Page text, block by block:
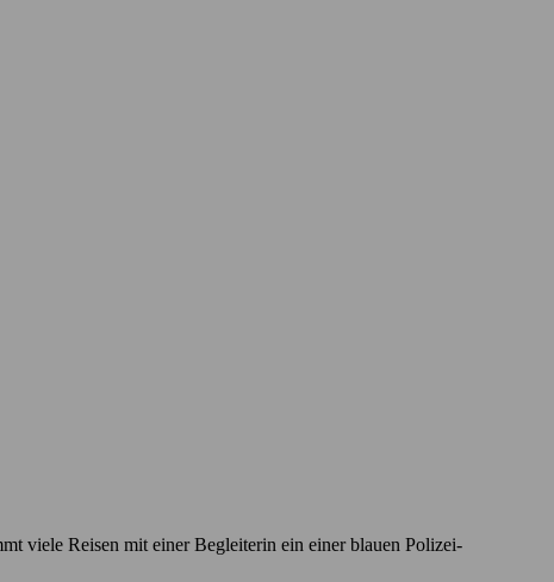
viele Reisen mit einer Begleiterin ein einer blauen Polizei-